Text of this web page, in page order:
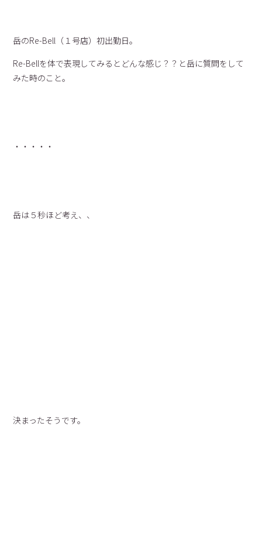
岳のRe-Bell（１号店）初出勤日。
Re-Bellを体で表現してみるとどんな感じ？？と岳に質問をして
みた時のこと。
・・・・・
岳は５秒ほど考え、、
決まったそうです。